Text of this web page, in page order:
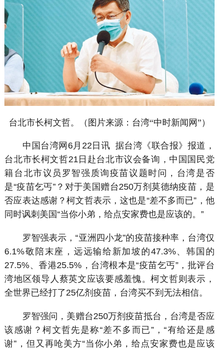
台北市长柯文哲。（图片来源：台湾“中时新闻网”）
中国台湾网6月22日讯 据台湾《联合报》报道，
台北市长柯文哲21日赴台北市议会备询，中国国民党
籍台北市议员罗智强质询疫苗议题时问，台湾是否
是“疫苗乞丐”？对于美国赠台250万剂莫德纳疫苗，是
否应表达感谢？柯文哲表示，这也是“差不多而已”，他
同时讽刺美国“当你小弟，给点安家费也是应该的。”
罗智强表示，“亚洲四小龙”的疫苗接种率，台湾仅
6.1%敬陪末座，远远输给新加坡的47.3%、韩国的
27.5%、香港25.5%，台湾根本是“疫苗乞丐”，批评台
湾地区领导人蔡英文应该要感羞愧。柯文哲则表示，
全世界已经打了25亿剂疫苗，台湾买不到无法相信。
罗智强问，美赠台250万剂疫苗抵台，台湾是否应
该感谢？柯文哲先是称“差不多而已”，“有给还是感
谢”，但又再呛美方“当你小弟，给点安家费也是应该